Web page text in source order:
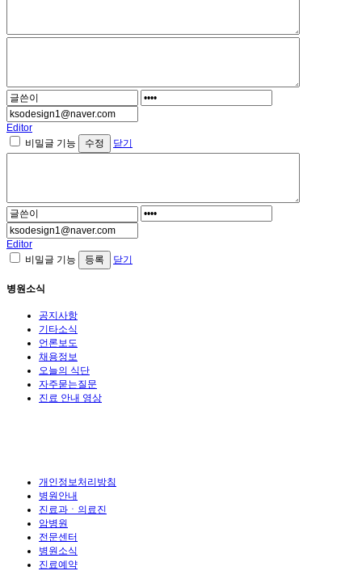
Editor
비밀글 기능
닫기
Editor
비밀글 기능
닫기
병원소식
공지사항
기타소식
언론보도
채용정보
오늘의 식단
자주묻는질문
진료 안내 영상
개인정보처리방침
병원안내
진료과ㆍ의료진
암병원
전문센터
병원소식
진료예약